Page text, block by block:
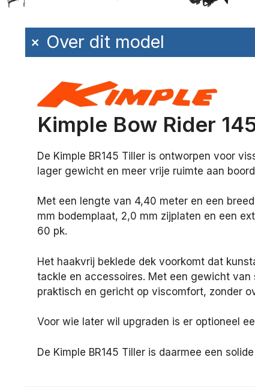
+ Over dit model
Kimple Bow Rider
De Kimple BR145 Tiller is ontworpen voor
lager gewicht en meer vrije ruimte aan
Met een lengte van 4,40 meter en een
mm bodemplaat, 2,0 mm zijplaten en een
60 pk.
Het haakvrij beklede dek voorkomt dat
tackle en accessoires. Met een gewicht
praktisch en gericht op viscomfort, zonder
Voor wie later wil upgraden is er optioneel
De Kimple BR145 Tiller is daarmee een